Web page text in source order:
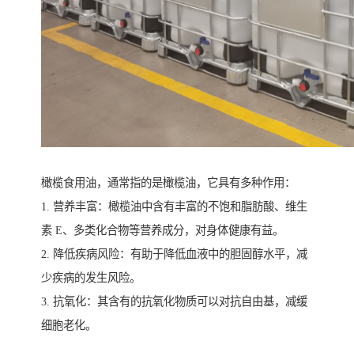
橄榄食用油，通常指的是橄榄油，它具有多种作用：
1. 营养丰富：橄榄油中含有丰富的不饱和脂肪酸、维生
素 E、多类化合物等营养成分，对身体健康有益。
2. 降低疾病风险：有助于降低血液中的胆固醇水平，减
少疾病的发生风险。
3. 抗氧化：其含有的抗氧化物质可以对抗自由基，减缓
细胞老化。